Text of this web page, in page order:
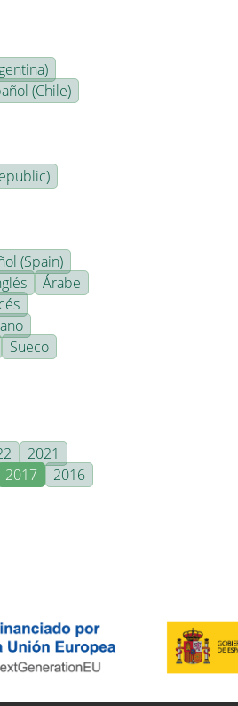
(Chile)
(Spain)
Árabe
Sueco
2021
2017
2016